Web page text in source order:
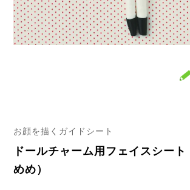
お顔を描くガイドシート
ドールチャーム用フェイスシー
めめ）